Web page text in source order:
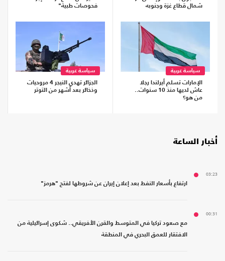
شمال قطاع غزة وجنوبه
فحوصات طبية"
سياسة عربية
الإمارات تسلم أيرلندا رجلا
عاش لديها منذ 10 سنوات..
من هو؟
سياسة عربية
الجزائر تهدي النيجر 4 مروحيات
وذخائر بعد أشهر من التوتر
أخبار الساعة
03:23
ارتفاع بأسعار النفط بعد إعلان إيران عن شروطها لفتح "هرمز"
00:31
مع صعود تركيا في المتوسط والقرن الأفريقي.. شكوى إسرائيلية من
الافتقار للعمق البحري في المنطقة